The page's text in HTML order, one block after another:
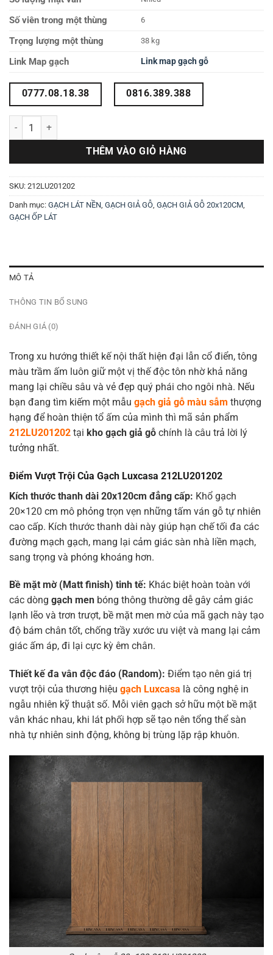
Số viên trong một thùng 6
Trọng lượng một thùng 38 kg
Link Map gạch Link map gạch gỗ
0777.08.18.38 0816.389.388
Gạch vân gỗ 20×120 212LU201202 số lượng
THÊM VÀO GIỎ HÀNG
SKU: 212LU201202
Danh mục: GẠCH LÁT NỀN, GẠCH GIẢ GỖ, GẠCH GIẢ GỖ 20x120CM,
GẠCH ỐP LÁT
MÔ TẢ
THÔNG TIN BỔ SUNG
ĐÁNH GIÁ (0)
Trong xu hướng thiết kế nội thất hiện đại lẫn cổ điển, tông
màu trầm ấm luôn giữ một vị thế độc tôn nhờ khả năng
mang lại chiều sâu và vẻ đẹp quý phái cho ngôi nhà. Nếu
bạn đang tìm kiếm một mẫu gạch giả gỗ màu sẫm thượng
hạng để hoàn thiện tổ ấm của mình thì mã sản phẩm
212LU201202 tại kho gạch giả gỗ chính là câu trả lời lý
tưởng nhất.
Điểm Vượt Trội Của Gạch Luxcasa 212LU201202
Kích thước thanh dài 20x120cm đẳng cấp: Khổ gạch
20×120 cm mô phỏng trọn vẹn những tấm ván gỗ tự nhiên
cao cấp. Kích thước thanh dài này giúp hạn chế tối đa các
đường mạch gạch, mang lại cảm giác sàn nhà liền mạch,
sang trọng và phóng khoáng hơn.
Bề mặt mờ (Matt finish) tinh tế: Khác biệt hoàn toàn với
các dòng gạch men bóng thông thường dễ gây cảm giác
lạnh lẽo và trơn trượt, bề mặt men mờ của mã gạch này tạo
độ bám chân tốt, chống trầy xước ưu việt và mang lại cảm
giác ấm áp, đi lại cực kỳ êm chân.
Thiết kế đa vân độc đáo (Random): Điểm tạo nên giá trị
vượt trội của thương hiệu gạch Luxcasa là công nghệ in
ngẫu nhiên kỹ thuật số. Mỗi viên gạch sở hữu một bề mặt
vân khác nhau, khi lát phối hợp sẽ tạo nên tổng thể sàn
nhà tự nhiên sinh động, không bị trùng lặp rập khuôn.